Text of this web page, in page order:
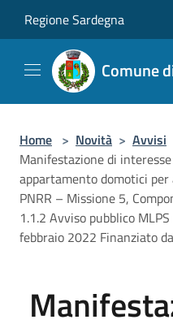
Regione Sardegna
Comune
Home > Novità > Avvisi
Manifestazione di
appartamento domotici
PNRR – Missione 5,
1.1.2 Avviso pubblico
febbraio 2022 Finanziato